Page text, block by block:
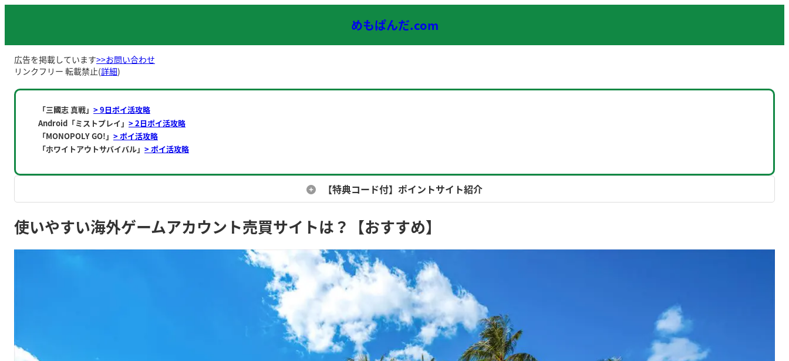
めもぱんだ.com
広告を掲載しています>>お問い合わせ
リンクフリー 転載禁止(詳細)
「三國志 真戦」 > 9日ポイ活攻略
Android「ミストプレイ」 > 2日ポイ活攻略
「MONOPOLY GO!」 > ポイ活攻略
「ホワイトアウトサバイバル」 > ポイ活攻略
【特典コード付】ポイントサイト紹介
使いやすい海外ゲームアカウント売買サイトは？【おすすめ】